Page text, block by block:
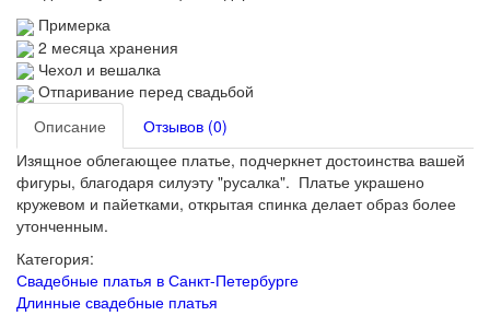
Примерка
2 месяца хранения
Чехол и вешалка
Отпаривание перед свадьбой
Описание
Отзывов (0)
Изящное облегающее платье, подчеркнет достоинства вашей
фигуры, благодаря силуэту "русалка". Платье украшено
кружевом и пайетками, открытая спинка делает образ более
утонченным.
Категория:
Свадебные платья в Санкт-Петербурге
Длинные свадебные платья